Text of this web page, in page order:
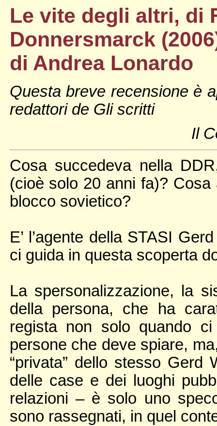
Le vite degli altri, di
Donnersmarck
di Andrea Lonardo
Questa breve recensione è
redattori de Gli scritti
Il
Cosa succedeva nella
(cioè solo 20 anni fa)?
blocco sovietico?
E’ l’agente della STASI
ci guida in questa scoperta
La spersonalizzazione, la
della persona, che ha
regista non solo quando
persone che deve spiare,
“privata” dello stesso Gerd
delle case e dei luoghi
relazioni – è solo uno
sono rassegnati, in quel